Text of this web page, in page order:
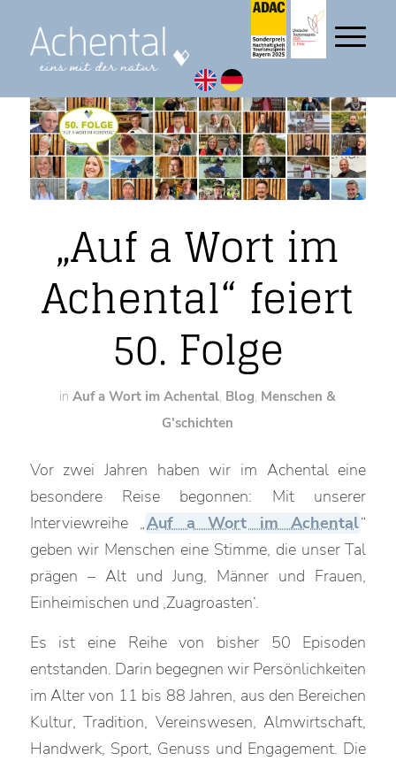
„Auf a Wort im
Achental“ feiert
50. Folge
inAuf a Wort im Achental, Blog, Menschen &
G'schichten
Vor zwei Jahren haben wir im Achental eine
besondere Reise begonnen: Mit unserer
Interviewreihe „Auf a Wort im Achental“
geben wir Menschen eine Stimme, die unser Tal
prägen – Alt und Jung, Männer und Frauen,
Einheimischen und ‚Zuagroasten‘.
Es ist eine Reihe von bisher 50 Episoden
entstanden. Darin begegnen wir Persönlichkeiten
im Alter von 11 bis 88 Jahren, aus den Bereichen
Kultur, Tradition, Vereinswesen, Almwirtschaft,
Handwerk, Sport, Genuss und Engagement. Die